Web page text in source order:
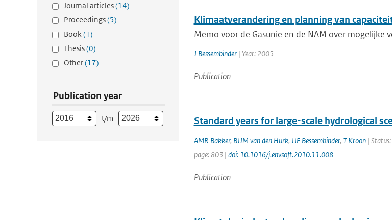
Journal articles(14)
Proceedings(5)
Book(1)
Thesis(0)
Other(17)
Publication year
t/m
Klimaatverandering en planning van
Memo voor de Gasunie en de NAM over
J Bessembinder| Year: 2005
Publication
Standard years for large-scale hydrological
AMR Bakker, BJJM van den Hurk, JJE Bessembinder, T Kroon| Status:
page: 803 | doi: 10.1016/j.envsoft.2010.11.008
Publication